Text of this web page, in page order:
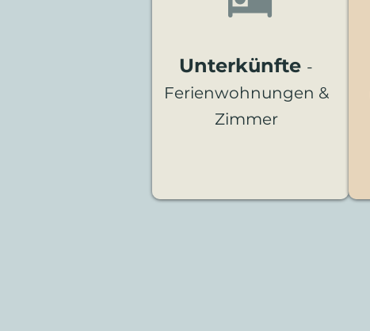
Unterkünfte -
Ferienwohnungen &
Zimmer